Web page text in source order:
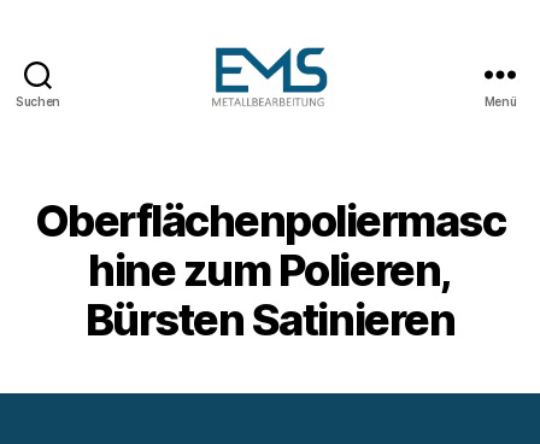
Suchen Menü
Oberflächenpoliermasc
hine zum Polieren,
Bürsten Satinieren